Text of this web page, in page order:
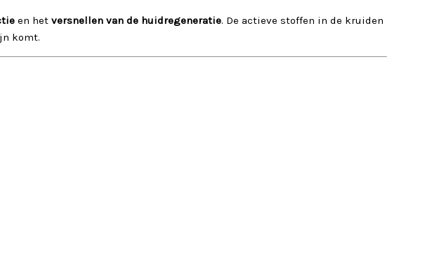
en het versnellen van de huidregeneratie. De actieve stoffen in de kruiden
komt.